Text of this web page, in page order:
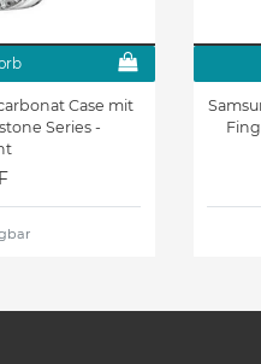
Case mit
Series -